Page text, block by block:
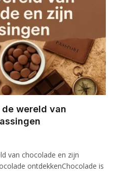
wereld van
van chocolade en zijn
ontdekkenChocolade is